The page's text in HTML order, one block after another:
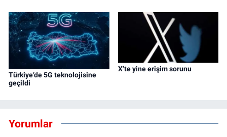
Türkiye’de 5G teknolojisine
geçildi
X’te yine erişim sorunu
Yorumlar